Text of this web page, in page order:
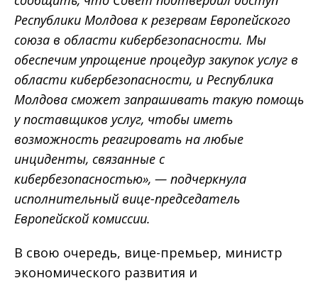
Республики Молдова к резервам Европейского
союза в области кибербезопасности. Мы
обеспечим упрощение процедур закупок услуг в
области кибербезопасности, и Республика
Молдова сможет запрашивать такую помощь
у поставщиков услуг, чтобы иметь
возможность реагировать на любые
инциденты, связанные с
кибербезопасностью», — подчеркнула
исполнительный вице-председатель
Европейской комиссии.
В свою очередь, вице-премьер, министр
экономического развития и